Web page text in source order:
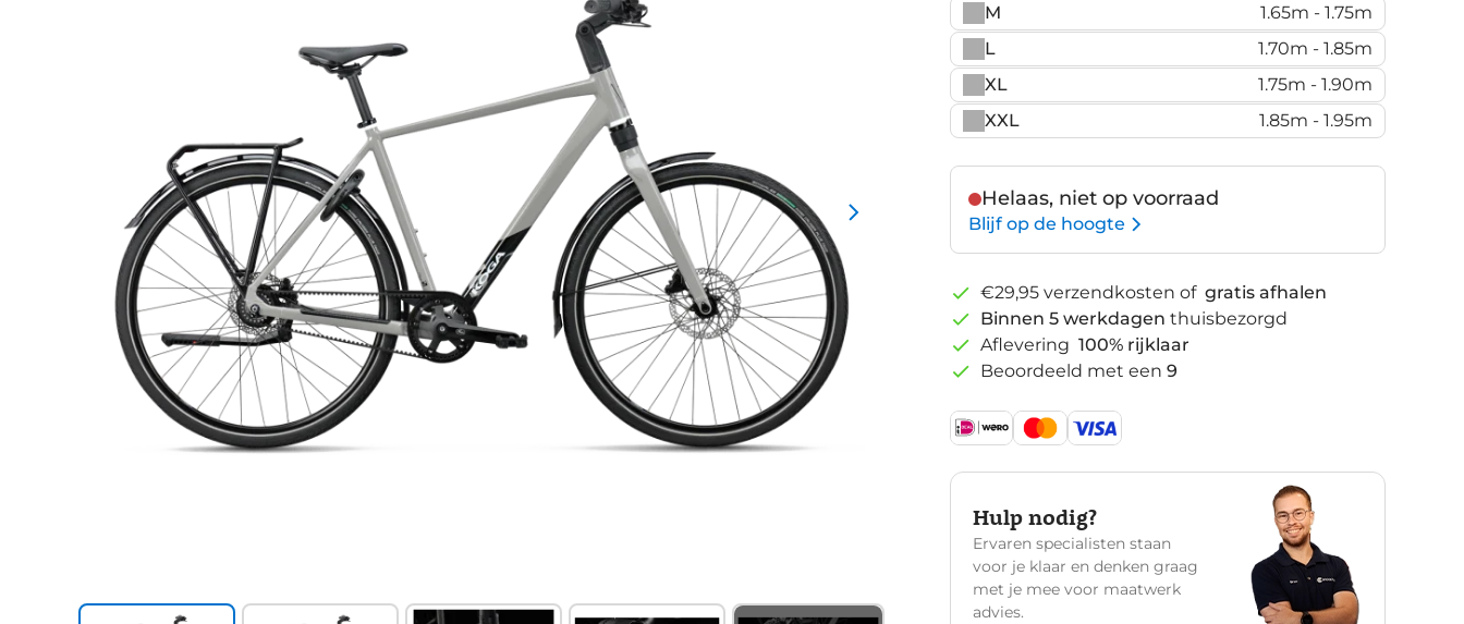
M
1.65m - 1.75m
L
1.70m - 1.85m
XL
1.75m - 1.90m
XXL
1.85m - 1.95m
Helaas, niet op voorraad
Blijf op de hoogte
€29,95 verzendkosten of gratis afhalen
Binnen 5 werkdagen thuisbezorgd
Aflevering 100% rijklaar
Beoordeeld met een 9
Hulp nodig?
Ervaren specialisten staan
voor je klaar en denken graag
met je mee voor maatwerk
advies.